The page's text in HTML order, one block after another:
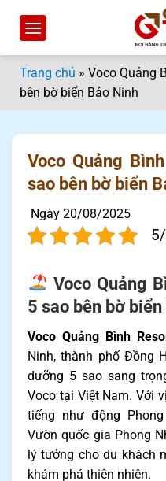
dungTrang chủ » Voco Quảng
bên bờ biển Bảo Ninh
Voco Quảng
sao bên bờ biển
Ngày 20/08/2025
Voco Quảng
5 sao bên bờ
Voco Quảng Bình
Ninh, thành phố Đồng
dưỡng 5 sao sang
Voco tại Việt Nam. Với
tiếng như động
Vườn quốc gia Phong
lý tưởng cho du khách
khám phá thiên nhiên.